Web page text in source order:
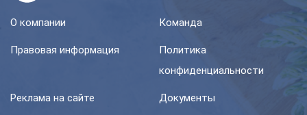
О компании Команда
Правовая информация
Политика
конфиденциальности
Реклама на сайте Документы